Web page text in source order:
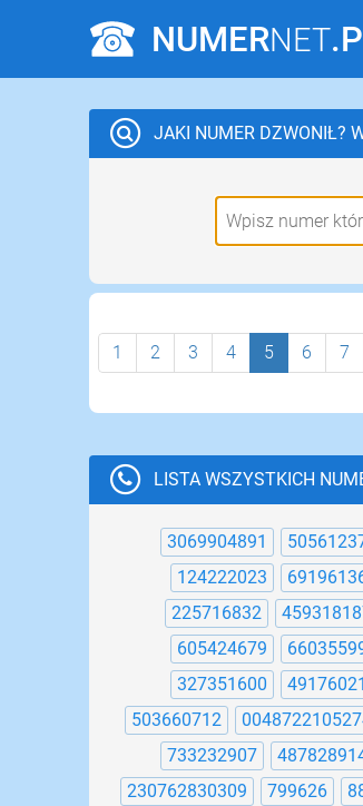
NUMERNET
JAKI NUMER DZWONIŁ?
1 2 3 4 5 6 7
LISTA WSZYSTKICH
3069904891
124222023
225716832
605424679
327351600
503660712
733232907
230762830309
799626